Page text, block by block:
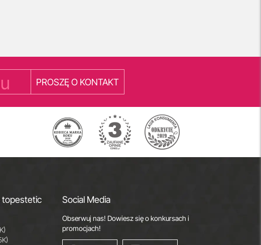
PROSZĘ O KONTAKT
topestetic Social Media
Obserwuj nas! Dowiesz się o konkursach i
promocjach!